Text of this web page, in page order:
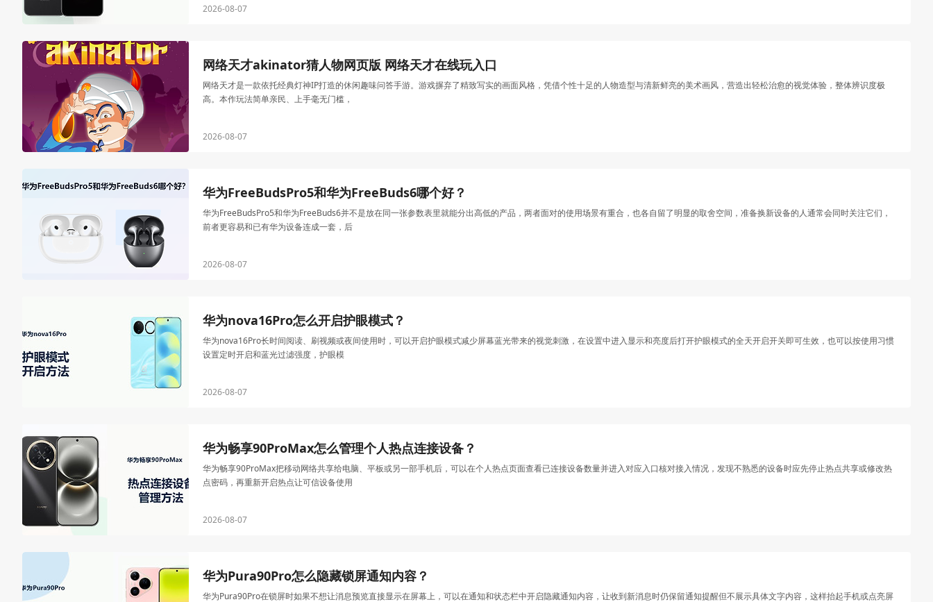
2026-08-07
网络天才akinator猜人物网页版 网络天才在线玩入口
网络天才是一款依托经典灯神IP打造的休闲趣味问答手游。游戏摒弃了精致写实的画面风格，凭借个性十足的人物造型与清新鲜亮的美术画风，营造出轻松治愈的视觉体验，整体辨识度极
高。本作玩法简单亲民、上手毫无门槛，
2026-08-07
华为FreeBudsPro5和华为FreeBuds6哪个好？
华为FreeBudsPro5和华为FreeBuds6并不是放在同一张参数表里就能分出高低的产品，两者面对的使用场景有重合，也各自留了明显的取舍空间，准备换新设备的人通常会同时关注它们，
前者更容易和已有华为设备连成一套，后
2026-08-07
华为nova16Pro怎么开启护眼模式？
华为nova16Pro长时间阅读、刷视频或夜间使用时，可以开启护眼模式减少屏幕蓝光带来的视觉刺激，在设置中进入显示和亮度后打开护眼模式的全天开启开关即可生效，也可以按使用习惯
设置定时开启和蓝光过滤强度，护眼模
2026-08-07
华为畅享90ProMax怎么管理个人热点连接设备？
华为畅享90ProMax把移动网络共享给电脑、平板或另一部手机后，可以在个人热点页面查看已连接设备数量并进入对应入口核对接入情况，发现不熟悉的设备时应先停止热点共享或修改热
点密码，再重新开启热点让可信设备使用
2026-08-07
华为Pura90Pro怎么隐藏锁屏通知内容？
华为Pura90Pro在锁屏时如果不想让消息预览直接显示在屏幕上，可以在通知和状态栏中开启隐藏通知内容，让收到新消息时仍保留通知提醒但不展示具体文字内容，这样抬起手机或点亮屏